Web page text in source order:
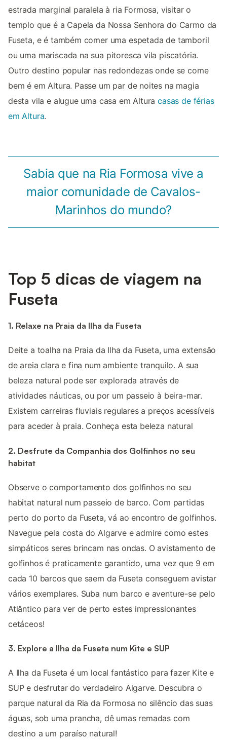
estrada marginal paralela à ria Formosa, visitar o
templo que é a Capela da Nossa Senhora do Carmo da
Fuseta, e é também comer uma espetada de tamboril
ou uma mariscada na sua pitoresca vila piscatória.
Outro destino popular nas redondezas onde se come
bem é em Altura. Passe um par de noites na magia
desta vila e alugue uma casa em Alturacasas de férias
em Altura.
Sabia que na Ria Formosa vive a
maior comunidade de Cavalos-
Marinhos do mundo?
Top 5 dicas de viagem na
Fuseta
1. Relaxe na Praia da Ilha da Fuseta
Deite a toalha na Praia da Ilha da Fuseta, uma extensão
de areia clara e fina num ambiente tranquilo. A sua
beleza natural pode ser explorada através de
atividades náuticas, ou por um passeio à beira-mar.
Existem carreiras fluviais regulares a preços acessíveis
para aceder à praia. Conheça esta beleza natural
2. Desfrute da Companhia dos Golfinhos no seu
habitat
Observe o comportamento dos golfinhos no seu
habitat natural num passeio de barco. Com partidas
perto do porto da Fuseta, vá ao encontro de golfinhos.
Navegue pela costa do Algarve e admire como estes
simpáticos seres brincam nas ondas. O avistamento de
golfinhos é praticamente garantido, uma vez que 9 em
cada 10 barcos que saem da Fuseta conseguem avistar
vários exemplares. Suba num barco e aventure-se pelo
Atlântico para ver de perto estes impressionantes
cetáceos!
3. Explore a Ilha da Fuseta num Kite e SUP
A Ilha da Fuseta é um local fantástico para fazer Kite e
SUP e desfrutar do verdadeiro Algarve. Descubra o
parque natural da Ria da Formosa no silêncio das suas
águas, sob uma prancha, dê umas remadas com
destino a um paraíso natural!